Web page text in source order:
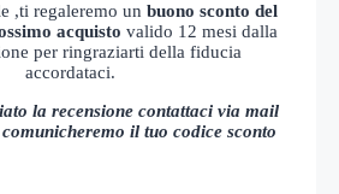
,ti regaleremo un buono sconto del
acquisto valido 12 mesi dalla
per ringraziarti della fiducia
accordataci.
la recensione contattaci via mail
il tuo codice sconto